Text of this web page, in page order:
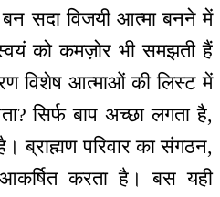
सदा विजयी आत्मा बनने में
को कमज़ोर भी समझती हैं
विशेष आत्माओं की लिस्ट में
सिर्फ बाप अच्छा लगता है,
ब्राह्मण परिवार का संगठन,
करता है। बस यही